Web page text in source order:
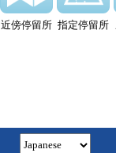
近傍停留所 指定停留所